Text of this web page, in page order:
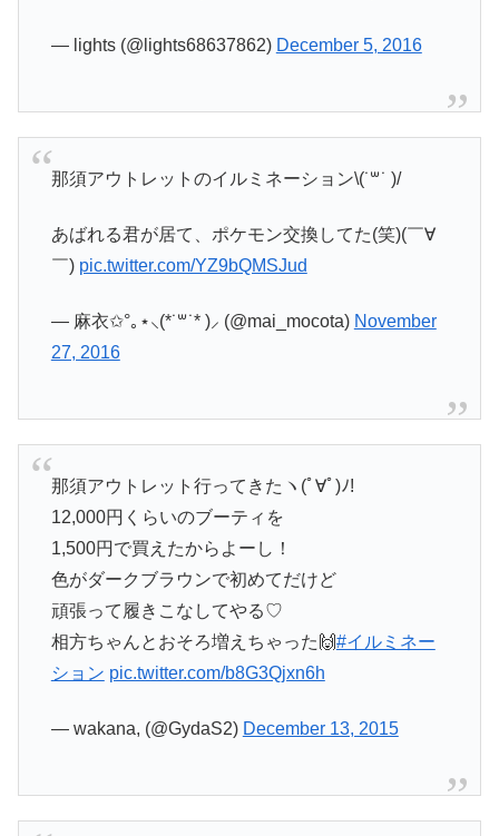
— lights (@lights68637862) December 5, 2016
那須アウトレットのイルミネーション\(˙꒳˙ )/
あばれる君が居て、ポケモン交換してた(笑)(￣∀
￣) pic.twitter.com/YZ9bQMSJud
— 麻衣✩°｡⋆⸜(*˙꒳˙* )⸝ (@mai_mocota) November
27, 2016
那須アウトレット行ってきたヽ(ﾟ∀ﾟ)ﾉ!
12,000円くらいのブーティを
1,500円で買えたからよーし！
色がダークブラウンで初めてだけど
頑張って履きこなしてやる♡
相方ちゃんとおそろ増えちゃった🙌#イルミネー
ション pic.twitter.com/b8G3Qjxn6h
— wakana, (@GydaS2) December 13, 2015